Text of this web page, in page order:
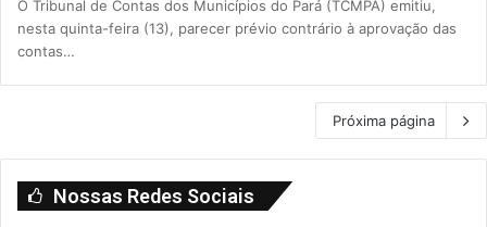
O Tribunal de Contas dos Municípios do Pará (TCMPA) emitiu,
nesta quinta-feira (13), parecer prévio contrário à aprovação das
contas…
Próxima página
Nossas Redes Sociais